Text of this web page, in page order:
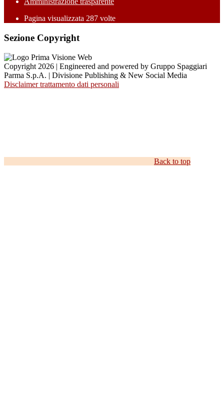
Pagina visualizzata 287 volte
Sezione Copyright
Copyright 2026 | Engineered and powered by Gruppo Spaggiari
Parma S.p.A. | Divisione Publishing & New Social Media
Disclaimer trattamento dati personali
Back to top